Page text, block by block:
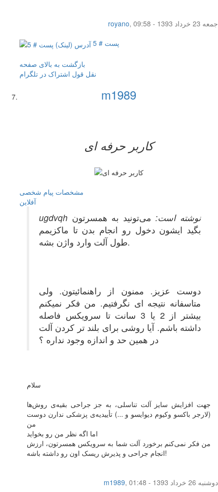
royano,
جمعه 23 خرداد 1393 - 09:58
پست # 5
بازگشت به بالای صفحه
نقل قول اشتراک در تلگرام
m1989
کاربر حرفه ای
مشخصات پیام شخصی
آفلاين
ugdvqh نوشته است: می‌تونید به همسرتون
بگید ایشون دخول رو انجام بدن تا ماکزیمم
طول آلت وارد واژن بشه.
دوست عزیز. ممنون از راهنمائیتون. ولی
متاسفانه نتیجه ای نگرفتیم. من فکر نمیکنم
بیشتر از 2 یا 3 سانت تا سرویکس فاصله
داشته باشم. آیا روشی برای بلند تر کردن آلت
در همین حد و اندازه وجود نداره ؟
سلام
جهت افزایش سایز آلت تناسلی، به جز جراحی بقیه‌ی روش‌ها
(لارجر باکسو وکیوم دیوایسو و ...) تأییدیه‌ی پزشکی ندارن دوست
من
اما اگه نظر من رو بخواید
من فکر نمی‌کنم برخورد آلت شما به سرویکس همسرتون، ارزش
انجام جراحی و پذیرش ریسک اون رو داشته باشه!
m1989, دوشنبه 26 خرداد 1393 - 01:48